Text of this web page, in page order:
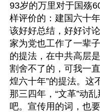
93岁的万里对于国殇
样评价的：建国六十
该好好总结，好好讨
家为党也工作了一辈
的提法，在中共高层
割舍不了的，可我一
煌六十年”的提法。这
那三四年，“文革”动
吧。宣传用的词，也